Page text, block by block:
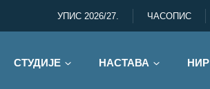
УПИС 2026/27. ЧАСОПИС
СТУДИЈЕ НАСТАВА НИР